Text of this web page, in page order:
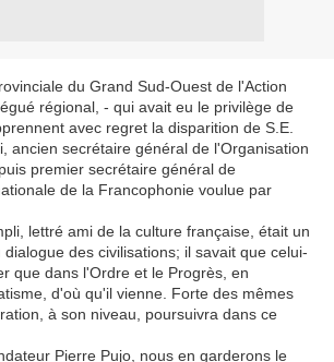
du Grand Sud-Ouest de l'Action
régional, - qui avait eu le privilège de
avec regret la disparition de S.E.
ancien secrétaire général de l'Organisation
premier secrétaire général de
de la Francophonie voulue par
lettré ami de la culture française, était un
des civilisations; il savait que celui-
que dans l'Ordre et le Progrès, en
d'où qu'il vienne. Forte des mêmes
à son niveau, poursuivra dans ce
Pierre Pujo, nous en garderons le